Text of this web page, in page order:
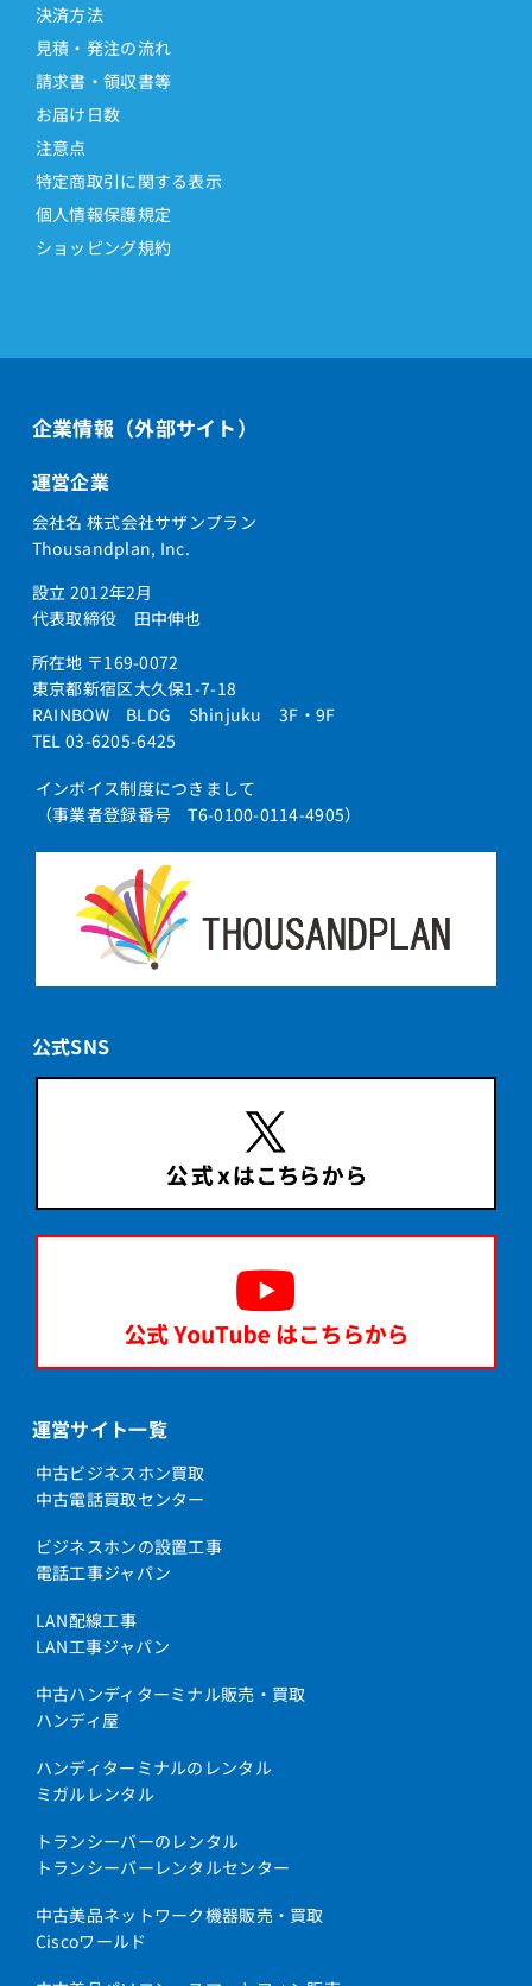
決済方法
見積・発注の流れ
請求書・領収書等
お届け日数
注意点
特定商取引に関する表示
個人情報保護規定
ショッピング規約
企業情報（外部サイト）
運営企業
会社名 株式会社サザンプラン
Thousandplan, Inc.
設立 2012年2月
代表取締役 田中伸也
所在地 〒169-0072
東京都新宿区大久保1-7-18
RAINBOW BLDG Shinjuku 3F・9F
TEL 03-6205-6425
インボイス制度につきまして
（事業者登録番号 T6-0100-0114-4905）
公式SNS
運営サイト一覧
中古ビジネスホン買取
中古電話買取センター
ビジネスホンの設置工事
電話工事ジャパン
LAN配線工事
LAN工事ジャパン
中古ハンディターミナル販売・買取
ハンディ屋
ハンディターミナルのレンタル
ミガルレンタル
トランシーバーのレンタル
トランシーバーレンタルセンター
中古美品ネットワーク機器販売・買取
Ciscoワールド